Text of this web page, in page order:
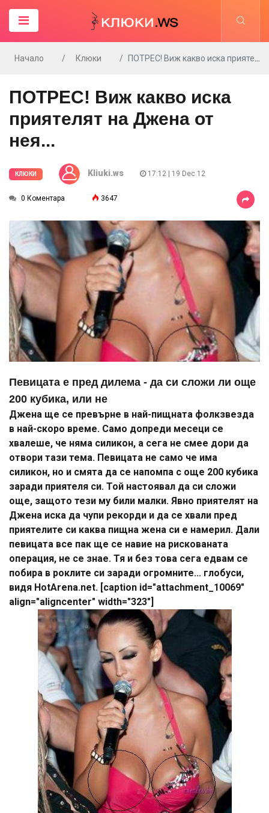
Начало Клюки ПОТРЕС! Виж какво иска приятелят на Джена от нея...
ПОТРЕС! Виж какво иска
приятелят на Джена от
нея...
КЛЮКИ Kliuki.ws 17:12 | 19 Dec 12
0 Коментара 3647
Певицата е пред дилема - да си сложи ли още
200 кубика, или не
Джена ще се превърне в най-пищната фолкзвезда
в най-скоро време. Само допреди месеци се
хвалеше, че няма силикон, а сега не смее дори да
отвори тази тема. Певицата не само че има
силикон, но и смята да се напомпа с още 200 кубика
заради приятеля си. Той настоявал да си сложи
още, защото тези му били малки. Явно приятелят на
Джена иска да чупи рекорди и да се хвали пред
приятелите си каква пищна жена си е намерил. Дали
певицата все пак ще се навие на рискованата
операция, не се знае. Тя и без това сега едвам се
побира в роклите си заради огромните... глобуси,
видя HotArena.net. [caption id="attachment_10069"
align="aligncenter" width="323"]